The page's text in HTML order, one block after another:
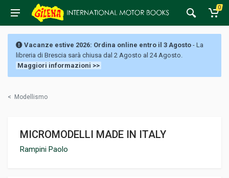
0
Vacanze estive 2026: Ordina online entro il 3 Agosto - La
libreria di Brescia sarà chiusa dal 2 Agosto al 24 Agosto.
Maggiori informazioni >>
< Modellismo
MICROMODELLI MADE IN ITALY
Rampini Paolo